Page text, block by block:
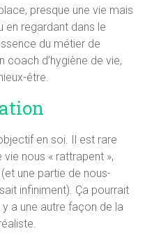
presque une vie mais
en regardant dans le
du métier de
coach d’hygiène de vie,
être.
en soi. Il est rare
nous « rattrapent »,
une partie de nous-
infiniment). Ça pourrait
a une autre façon de la